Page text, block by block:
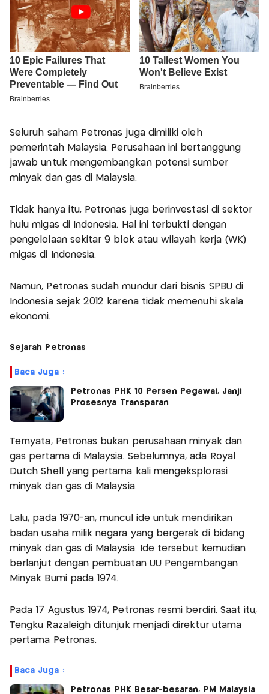
Seluruh saham Petronas juga dimiliki oleh
pemerintah Malaysia. Perusahaan ini bertanggung
jawab untuk mengembangkan potensi sumber
minyak dan gas di Malaysia.
Tidak hanya itu, Petronas juga berinvestasi di sektor
hulu migas di Indonesia. Hal ini terbukti dengan
pengelolaan sekitar 9 blok atau wilayah kerja (WK)
migas di Indonesia.
Namun, Petronas sudah mundur dari bisnis SPBU di
Indonesia sejak 2012 karena tidak memenuhi skala
ekonomi.
Sejarah Petronas
Baca Juga :
Petronas PHK 10 Persen Pegawai, Janji
Prosesnya Transparan
Ternyata, Petronas bukan perusahaan minyak dan
gas pertama di Malaysia. Sebelumnya, ada Royal
Dutch Shell yang pertama kali mengeksplorasi
minyak dan gas di Malaysia.
Lalu, pada 1970-an, muncul ide untuk mendirikan
badan usaha milik negara yang bergerak di bidang
minyak dan gas di Malaysia. Ide tersebut kemudian
berlanjut dengan pembuatan UU Pengembangan
Minyak Bumi pada 1974.
Pada 17 Agustus 1974, Petronas resmi berdiri. Saat itu,
Tengku Razaleigh ditunjuk menjadi direktur utama
pertama Petronas.
Baca Juga :
Petronas PHK Besar-besaran, PM Malaysia